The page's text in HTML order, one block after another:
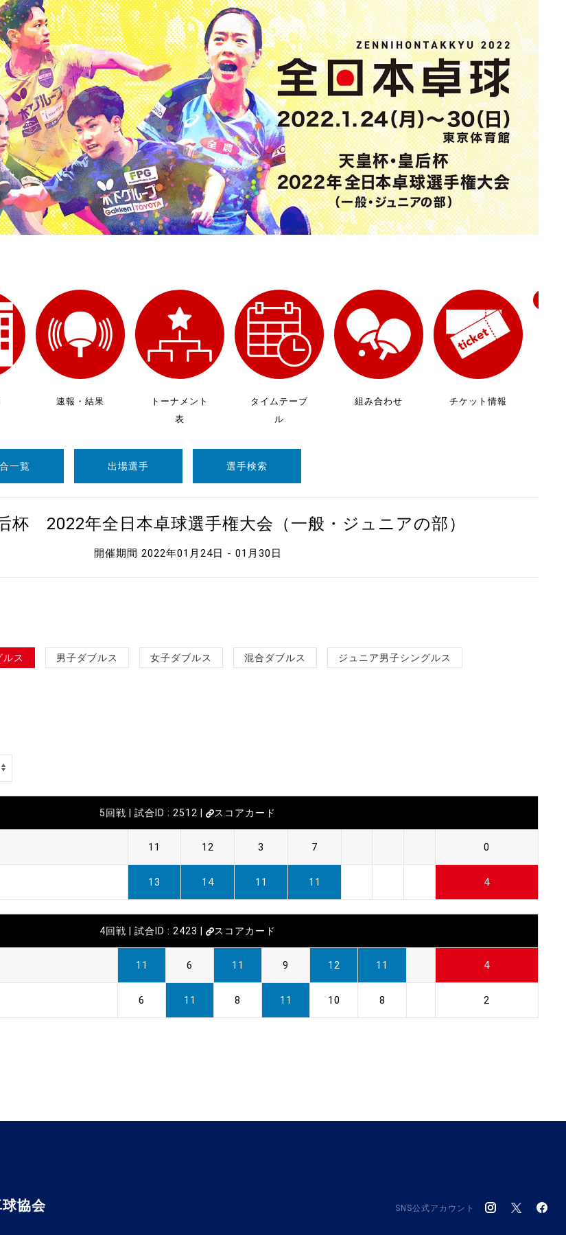
速報・結果
トーナメント
表
タイムテーブ
ル
組み合わせ チケット情報
一覧 出場選手 選手検索
杯 2022年全日本卓球選手権大会（一般・ジュニアの部）
開催期間 2022年01月24日 - 01月30日
ス 男子ダブルス 女子ダブルス 混合ダブルス ジュニア男子シングルス
5回戦 | 試合ID : 2512 | スコアカード
11 12 3 7 0
13 14 11 11 4
4回戦 | 試合ID : 2423 | スコアカード
11 6 11 9 12 11 4
6 11 8 11 10 8 2
協会 SNS公式アカウント